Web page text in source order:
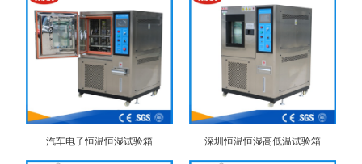
汽车电子恒温恒湿试验箱 深圳恒温恒湿高低温试验箱